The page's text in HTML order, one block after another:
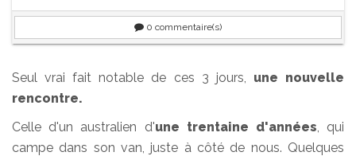
0 commentaire(s)
Seul vrai fait notable de ces 3 jours, une nouvelle
rencontre.
Celle d'un australien d'une trentaine d'années , qui
campe dans son van, juste à côté de nous. Quelques